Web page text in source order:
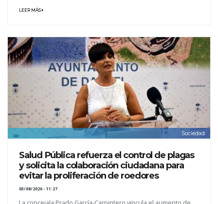
LEER MÁS
Sociedad
Salud Pública refuerza el control de plagas
y solicita la colaboración ciudadana para
evitar la proliferación de roedores
03/08/2026 - 11:27